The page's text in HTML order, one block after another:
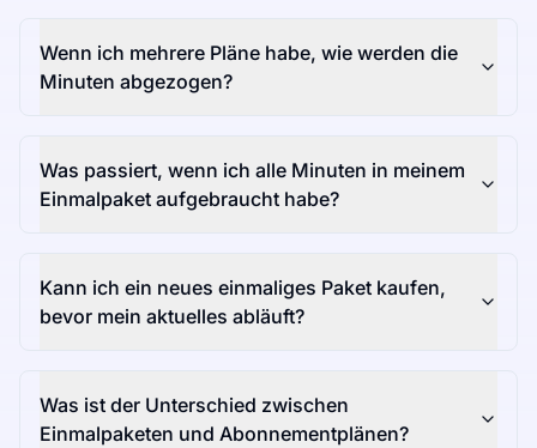
Wenn ich mehrere Pläne habe, wie werden die
Minuten abgezogen?
Was passiert, wenn ich alle Minuten in meinem
Einmalpaket aufgebraucht habe?
Kann ich ein neues einmaliges Paket kaufen,
bevor mein aktuelles abläuft?
Was ist der Unterschied zwischen
Einmalpaketen und Abonnementplänen?